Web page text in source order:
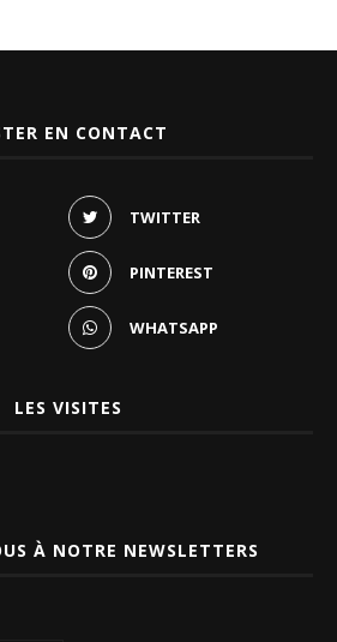
EN CONTACT
TWITTER
PINTEREST
WHATSAPP
LES VISITES
À NOTRE NEWSLETTERS